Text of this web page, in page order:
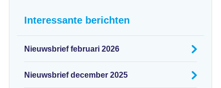
Interessante berichten
Nieuwsbrief februari 2026
Nieuwsbrief december 2025